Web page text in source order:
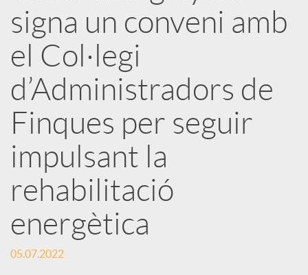
l
i
c
a
d
o
signa un conveni amb
el Col·legi
d’Administradors de
Finques per seguir
impulsant la
rehabilitació
energètica
05.07.2022